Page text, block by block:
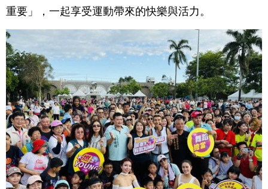
重要」，一起享受運動帶來的快樂與活力。